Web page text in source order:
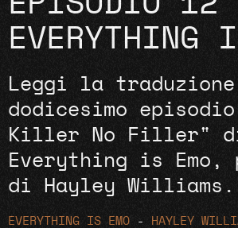
EVERYTHING
Leggi la
dodicesimo
Killer No Filler"
Everything is Emo,
di Hayley Williams.
EVERYTHING IS EMO - HAYLEY